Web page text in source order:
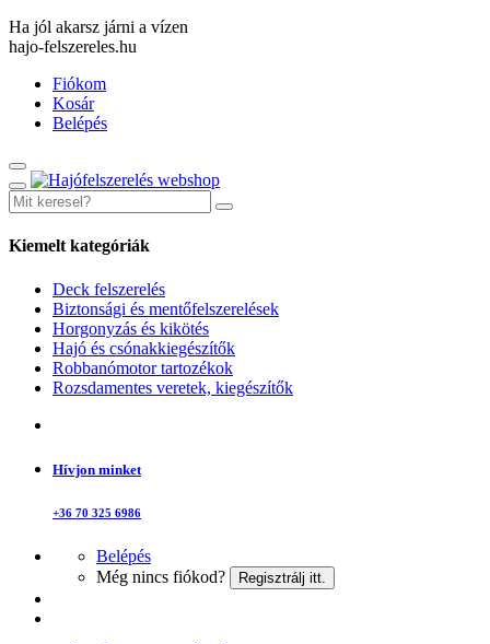
Ha jól akarsz járni a vízen
hajo-felszereles.hu
Fiókom
Kosár
Belépés
Kiemelt kategóriák
Deck felszerelés
Biztonsági és mentőfelszerelések
Horgonyzás és kikötés
Hajó és csónakkiegészítők
Robbanómotor tartozékok
Rozsdamentes veretek, kiegészítők
Hívjon minket
+36 70 325 6986
Belépés
Még nincs fiókod?
Regisztrálj itt.